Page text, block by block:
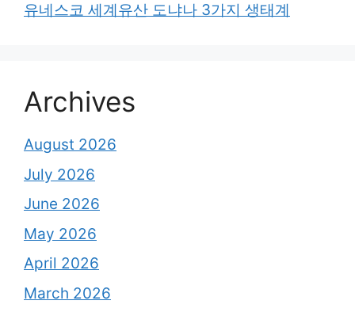
유네스코 세계유산 도냐나 3가지 생태계
Archives
August 2026
July 2026
June 2026
May 2026
April 2026
March 2026